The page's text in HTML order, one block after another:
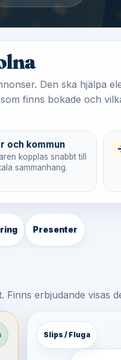
Den ska hjälpa
finns bokade och
och kommun
kopplas snabbt till
sammanhang.
Presenter
erbjudande visas
Slips / Fluga